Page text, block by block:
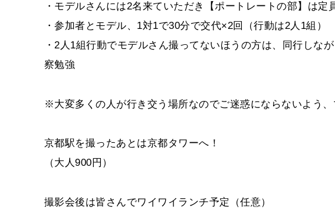
・モデルさんには2名来ていただき【ポートレートの部】は定
・参加者とモデル、1対1で30分で交代×2回（行動は2人1組）
・2人1組行動でモデルさん撮ってないほうの方は、同行しな
察勉強
※大変多くの人が行き交う場所なのでご迷惑にならないよう、
京都駅を撮ったあとは京都タワーへ！
（大人900円）
撮影会後は皆さんでワイワイランチ予定（任意）